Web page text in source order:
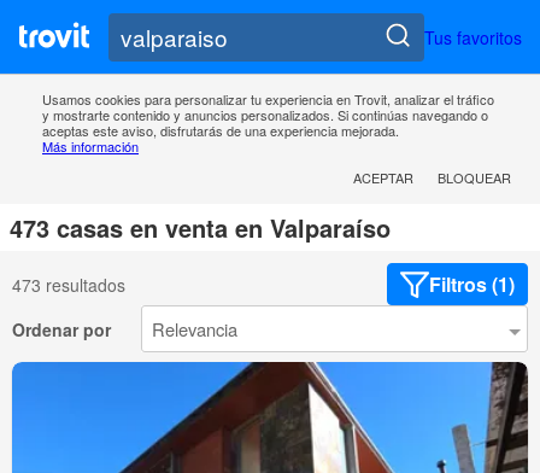
Tus favoritos
Usamos cookies para personalizar tu experiencia en Trovit, analizar el tráfico
y mostrarte contenido y anuncios personalizados. Si continúas navegando o
aceptas este aviso, disfrutarás de una experiencia mejorada.
Más información
ACEPTAR
BLOQUEAR
473 casas en venta en Valparaíso
473 resultados Filtros (1)
Ordenar por